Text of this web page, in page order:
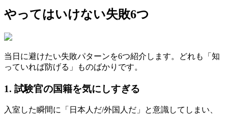
やってはいけない失敗6つ
当日に避けたい失敗パターンを6つ紹介します。どれも「知
っていれば防げる」ものばかりです。
1. 試験官の国籍を気にしすぎる
入室した瞬間に「日本人だ/外国人だ」と意識してしまい、